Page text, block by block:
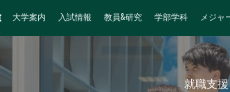
H
大学案内 入試情報 教員&研究 学部学科 メジャ
就職支援